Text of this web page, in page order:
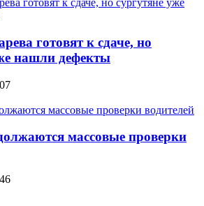
готовят к сдаче, но
нашли дефекты
массовые проверки